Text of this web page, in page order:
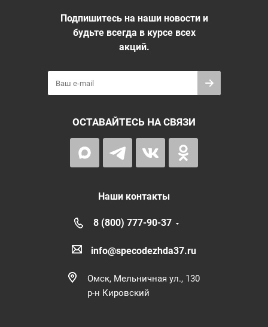
Подпишитесь на наши новости и
будьте всегда в курсе всех
акций.
ОСТАВАЙТЕСЬ НА СВЯЗИ
Наши контакты
8 (800) 777-90-37
info@specodezhda37.ru
Омск, Мельничная ул., 130
р-н Кировский